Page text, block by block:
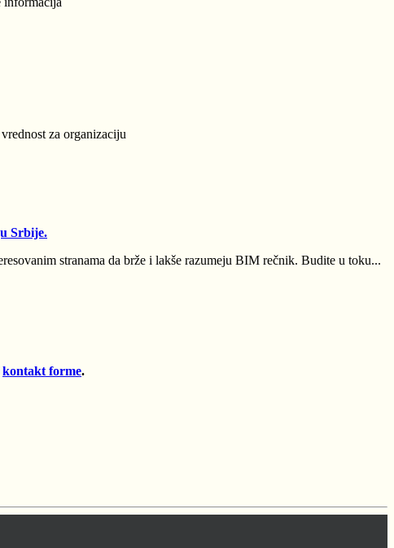
za organizaciju
Srbije.
stranama da brže i lakše razumeju BIM rečnik. Budite u toku...
kontakt forme.